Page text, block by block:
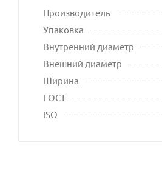
Производитель
Упаковка
Внутренний диаметр
Внешний диаметр
Ширина
ГОСТ
ISO